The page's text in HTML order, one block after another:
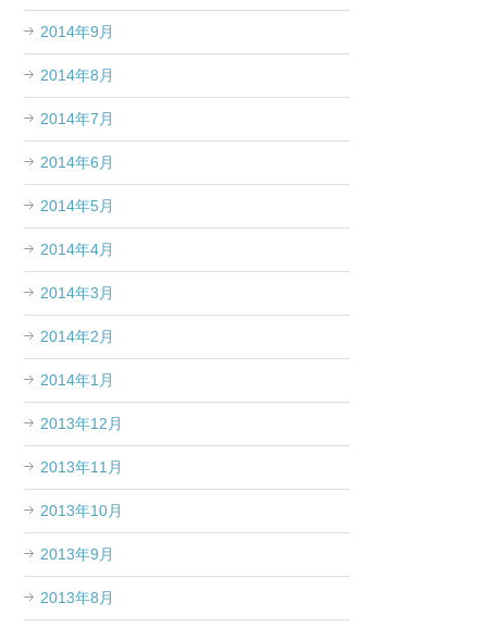
2014年9月
2014年8月
2014年7月
2014年6月
2014年5月
2014年4月
2014年3月
2014年2月
2014年1月
2013年12月
2013年11月
2013年10月
2013年9月
2013年8月